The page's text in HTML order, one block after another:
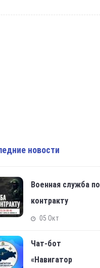
новости
Военная служба по
контракту
05 Окт
Чат-бот
«Навигатор